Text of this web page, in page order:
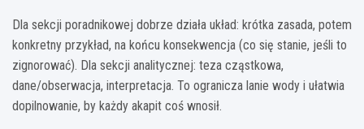
Dla sekcji poradnikowej dobrze działa układ: krótka zasada, potem
konkretny przykład, na końcu konsekwencja (co się stanie, jeśli to
zignorować). Dla sekcji analitycznej: teza cząstkowa,
dane/obserwacja, interpretacja. To ogranicza lanie wody i ułatwia
dopilnowanie, by każdy akapit coś wnosił.